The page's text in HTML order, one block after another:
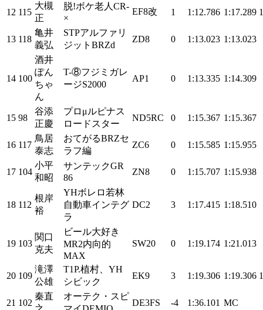
12 115
大槻
正
脱!ボケ老人CR-
×
EF8改 1 1:12.786 1:17.289 1
13 118
亀井
義弘
STPアルファリ
ジットBRZd
ZD8 0 1:13.023 1:13.023
14 100
酒井
ぽん
ちゃ
ん
T-⑧フジミガレ
ージS2000
AP1 0 1:13.335 1:14.309
15 98
谷添
正慶
プロμルピナス
ロードスター
ND5RC 0 1:15.367 1:15.367
16 117
鳥居
泰志
おてがるBRZセ
ラフ編
ZC6 0 1:15.585 1:15.955
17 104
小平
和昭
サンテックGR
86
ZN8 0 1:15.707 1:15.938
18 112
根岸
裕
YHボレロ若林
自動車インテグ
ラ
DC2 3 1:17.415 1:18.510
19 103
関口
克夫
ビール大好き
MR2内向的
MAX
SW20 0 1:19.174 1:21.013
20 109
滝澤
公雄
T1P.植村、YH
シビック
EK9 3 1:19.306 1:19.306 1
21 102
秦直
オーテク・スピ
DE3FS -4 1:36.101 MC